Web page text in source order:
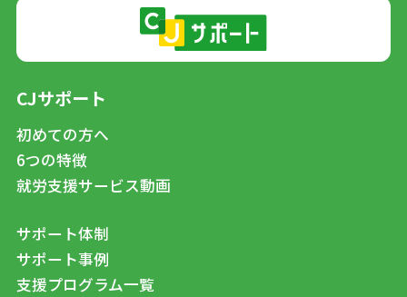
CJサポート
初めての方へ
6つの特徴
就労支援サービス動画
サポート体制
サポート事例
支援プログラム一覧